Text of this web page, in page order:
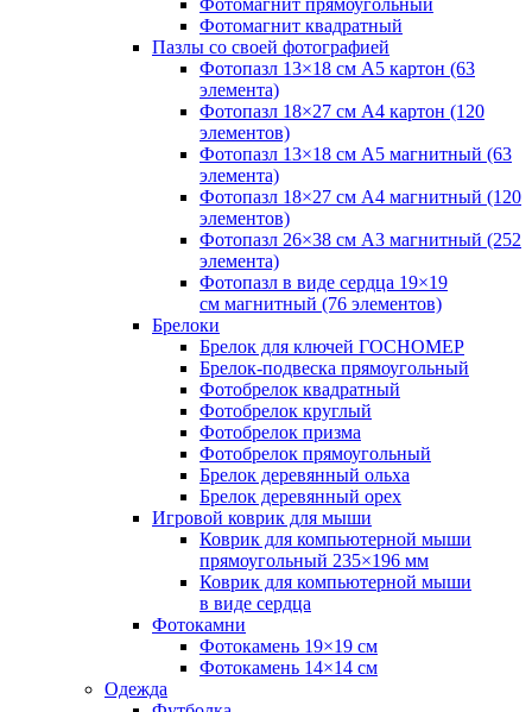
Фотомагнит квадратный
Пазлы со своей фотографией
Фотопазл 13×18 см А5 картон (63
элемента)
Фотопазл 18×27 см А4 картон (120
элементов)
Фотопазл 13×18 см А5 магнитный (63
элемента)
Фотопазл 18×27 см А4 магнитный (120
элементов)
Фотопазл 26×38 см А3 магнитный (252
элемента)
Фотопазл в виде сердца 19×19
см магнитный (76 элементов)
Брелоки
Брелок для ключей ГОСНОМЕР
Брелок-подвеска прямоугольный
Фотобрелок квадратный
Фотобрелок круглый
Фотобрелок призма
Фотобрелок прямоугольный
Брелок деревянный ольха
Брелок деревянный орех
Игровой коврик для мыши
Коврик для компьютерной мыши
прямоугольный 235×196 мм
Коврик для компьютерной мыши
в виде сердца
Фотокамни
Фотокамень 19×19 см
Фотокамень 14×14 см
Одежда